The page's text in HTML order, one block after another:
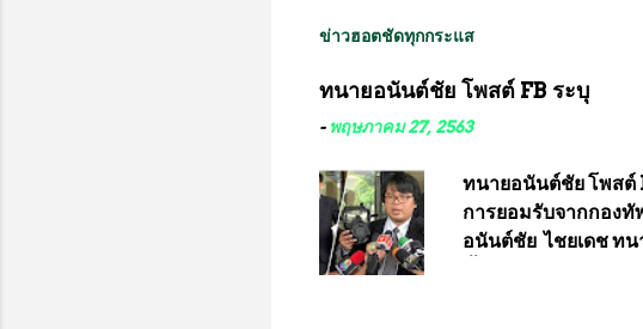
ข่าวฮอตชัดทุกกระแส
ทนายอนันต์ชัย โพสต์ FB ระบุ
- พฤษภาคม 27, 2563
ทนายอนันต์ชัย โพสต์
การยอมรับจากกอง
อนันต์ชัย ไชยเดช ท